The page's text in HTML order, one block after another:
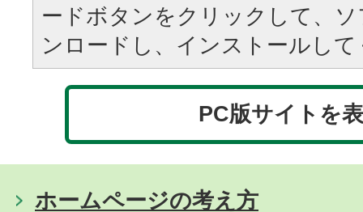
ードボタンをクリックして、
ンロードし、インストールし
PC版サイトを
ホームページの考え方